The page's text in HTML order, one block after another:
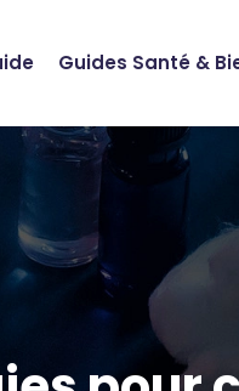
Guides Santé &